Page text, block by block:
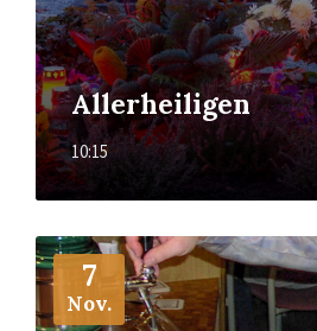
Allerheiligen
10:15
7
Nov.
More
Info